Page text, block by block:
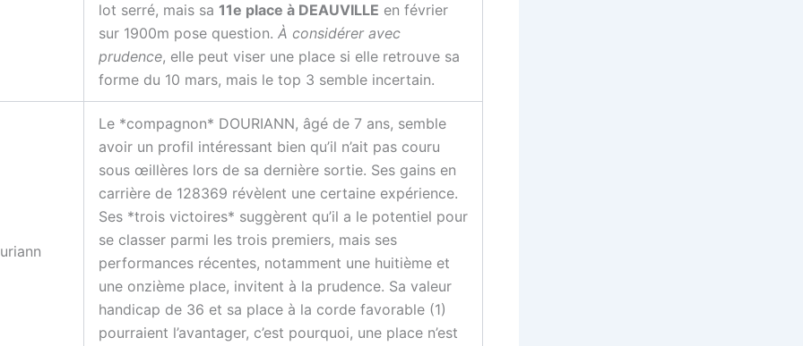
lot serré, mais sa 11e place à DEAUVILLE en février
sur 1900m pose question. À considérer avec
prudence, elle peut viser une place si elle retrouve sa
forme du 10 mars, mais le top 3 semble incertain.
Le *compagnon* DOURIANN, âgé de 7 ans, semble
avoir un profil intéressant bien qu’il n’ait pas couru
sous œillères lors de sa dernière sortie. Ses gains en
carrière de 128369 révèlent une certaine expérience.
Ses *trois victoires* suggèrent qu’il a le potentiel pour
se classer parmi les trois premiers, mais ses
performances récentes, notamment une huitième et
une onzième place, invitent à la prudence. Sa valeur
handicap de 36 et sa place à la corde favorable (1)
pourraient l’avantager, c’est pourquoi, une place n’est